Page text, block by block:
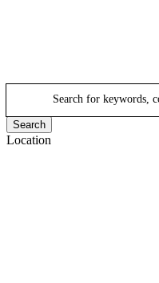
Search for keywords,
Search
Location